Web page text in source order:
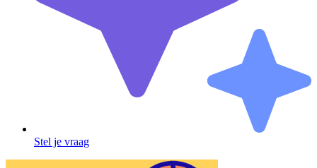
Stel je vraag